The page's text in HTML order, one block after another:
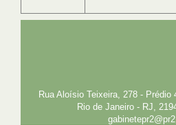
Rua Aloísio Teixeira, 278 - Prédio
Rio de Janeiro - RJ,